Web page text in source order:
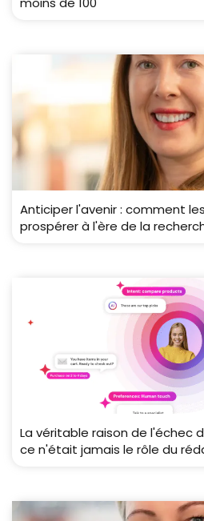
Anticiper l'avenir : comment
prospérer à l'ère de la
La véritable raison de l'échec
ce n'était jamais le rôle du